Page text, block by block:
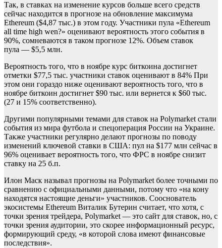
Так, в ставках на изменение курсов больше всего средств
сейчас находится в прогнозе на обновление максимума
Ethereum ($4,87 тыс.) в этом году. Участники пула «Ethereum
all time high wen?» оценивают вероятность этого события в
90%, сомневаются в таком прогнозе 12%. Объем ставок
пула — $5,5 млн.
Вероятность того, что в ноябре курс биткоина достигнет
отметки $77,5 тыс. участники ставок оценивают в 84% При
этом они гораздо ниже оценивают вероятность того, что в
ноябре биткоин достигнет $90 тыс. или вернется к $60 тыс.
(27 и 15% соответственно).
Другими популярными темами для ставок на Polymarket стали
события из мира футбола и спецоперация России на Украине.
Также участники регулярно делают прогнозы по поводу
изменений ключевой ставки в США: пул на $177 млн сейчас в
96% оценивает вероятность того, что ФРС в ноябре снизит
ставку на 25 б.п.
Илон Маск называл прогнозы на Polymarket более точными по
сравнению с официальными данными, потому что «на кону
находятся настоящие деньги» участников. Сооснователь
экосистемы Ethereum Виталик Бутерин считает, что хотя, с
точки зрения трейдера, Polymarket — это сайт для ставок, но, с
точки зрения аудитории, это скорее информационный ресурс,
формирующий среду, «в которой слова имеют финансовые
последствия».